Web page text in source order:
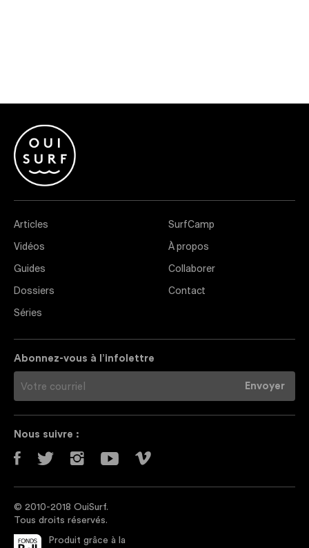
Articles
Vidéos
Guides
Dossiers
Séries
SurfCamp
À propos
Collaborer
Contact
Abonnez-vous à l’infolettre
Nous suivre :
© 2010-2018 OuiSurf.
Tous droits réservés.
Produit grâce à la